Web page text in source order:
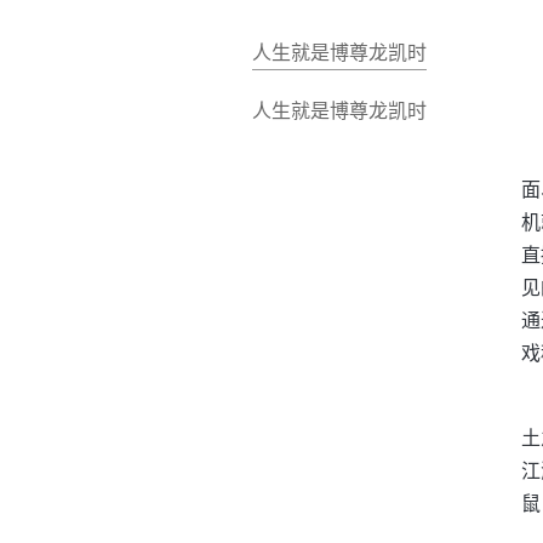
人生就是博尊龙凯时
人生就是博尊龙凯时